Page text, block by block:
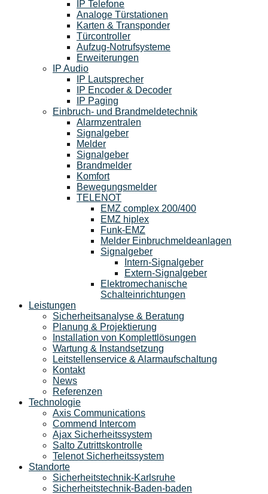
IP Telefone
Analoge Türstationen
Karten & Transponder
Türcontroller
Aufzug-Notrufsysteme
Erweiterungen
IP Audio
IP Lautsprecher
IP Encoder & Decoder
IP Paging
Einbruch- und Brandmeldetechnik
Alarmzentralen
Signalgeber
Melder
Signalgeber
Brandmelder
Komfort
Bewegungsmelder
TELENOT
EMZ complex 200/400
EMZ hiplex
Funk-EMZ
Melder Einbruchmeldeanlagen
Signalgeber
Intern-Signalgeber
Extern-Signalgeber
Elektromechanische
Schalteinrichtungen
Leistungen
Sicherheitsanalyse & Beratung
Planung & Projektierung​
Installation von Komplettlösungen
Wartung & Instandsetzung
Leitstellenservice & Alarmaufschaltung
Kontakt
News
Referenzen
Technologie
Axis Communications
Commend Intercom
Ajax Sicherheitssystem​
Salto Zutrittskontrolle
Telenot Sicherheitssystem
Standorte
Sicherheitstechnik-Karlsruhe
Sicherheitstechnik-Baden-baden